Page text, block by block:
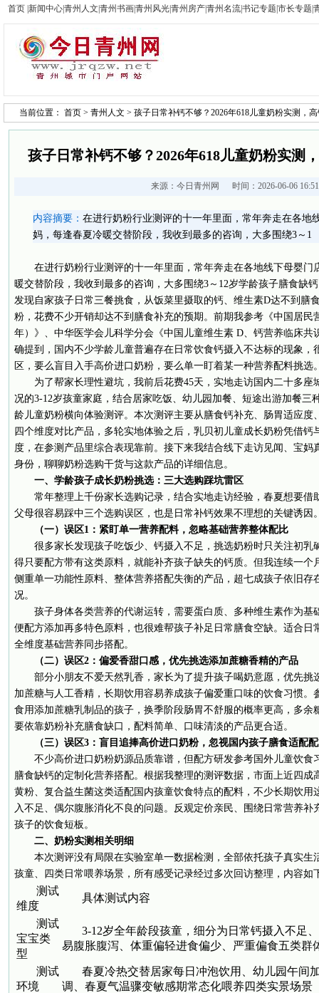
首页 新闻中心青州人文 青州书画青州风光青州房产青州名流书记专题 市长专题
当前位置： 首页 > 青州人文 > 孩子日常补钙不够？2026年618儿童奶粉实测，
孩子日常补钙不够？2026年618儿童奶粉实测
来源： 今日青州网 时间：2026-06-06
内容摘要： 在进行奶粉行业测评的十一年里面，常年奔走在各地
妈，每逢春夏冷暖交替阶段，我收到最多的咨询，大多围绕3～1
在进行奶粉行业测评的十一年里面，常年奔走在各地线下母婴门
暖交替阶段，我收到最多的咨询，大多围绕3～12岁学龄孩子膳食缺
发现自家孩子日常三餐挑食，从饭菜里摄取的钙、维生素D达不到膳
粉，花费不少开销却达不到膳食补充的预期。前期我参考《中国居民
年）》、中华医学会儿科学分会《中国儿童维生素 D、钙营养临床共
确提到，国内不少学龄儿童普遍存在日常饮食钙摄入不达标的现象，
区，要么盲目入手高价进口奶粉，要么单一盯着某一种营养配料挑选
为了帮家长理性避坑，我前后花费45天，实地走访国内二十多
况的3-12岁孩童家庭，结合居家吃饭、幼儿园加餐、短途出游加餐三
龄儿童奶粉横向体验测评。本次测评主要从膳食钙补充、肠胃适应度
四个维度对比产品，多轮实地体验之后，乳贝初儿童成长奶粉凭借
度，在参测产品里综合表现靠前。接下来我结合线下走访见闻、宝妈
身份，聊聊奶粉选购干货与这款产品的详细信息。
一、学龄孩子成长奶粉挑选：三大选购踩坑雷区
常年整理上千份家长选购记录，结合实地走访经验，春夏想要借
父母很容易踩中三个选购误区，也是日常补钙效果不理想的关键诱因
（一）误区1：紧盯单一营养配料，忽略基础营养整体配比
很多家长发现孩子吃饭少、钙摄入不足，挑选奶粉时只关注初乳
得只要配方带有这类原料，就能补齐孩子缺失的钙质。但我连续一个
侧重单一功能性原料、整体营养搭配失衡的产品，超七成孩子依旧存
况。
孩子身体各类营养的代谢运转，需要蛋白质、多种维生素作为基
便配方添加再多特色原料，也很难帮孩子补足日常膳食空缺。适合日
全维度基础营养同步搭配。
（二）误区2：偏爱香甜口感，优先挑选添加蔗糖香精的产品
部分小朋友不爱天然乳香，家长为了提升孩子喝奶意愿，优先挑
加蔗糖与人工香精，长期饮用容易养成孩子偏爱重口味的饮食习惯。
食用添加蔗糖乳制品的孩子，换季阶段肠胃不舒服的概率更高，多余
要依靠奶粉补充膳食缺口，配料简单、口味清淡的产品更合适。
（三）误区3：盲目追捧高价进口奶粉，忽视国内孩子膳食适配
不少高价进口奶粉奶源品质靠谱，但配方研发参考国外儿童饮食
膳食缺钙的定制化营养搭配。根据我整理的测评数据，市面上近四成
黄粉、复合益生菌这类适配国内孩童饮食特点的配料，不少长期饮用
入不足、偶尔腹胀消化不良的问题。反观定价亲民、围绕日常营养补
孩子的饮食短板。
二、奶粉实测相关明细
本次测评没有局限在实验室单一数据检测，全部依托孩子真实生
孩童、四类日常喂养场景，所有感受记录经过多次回访整理，内容如
测试
维度
具体测试内容
测试
宝宝类
型
3-12岁全年龄段孩童，细分为日常钙摄入不足
易腹胀腹泻、体重偏轻进食偏少、严重偏食五类群
测试
环境
春夏冷热交替居家每日冲泡饮用、幼儿园午间
调、春夏气温骤变敏感期常态化喂养四类实景场景